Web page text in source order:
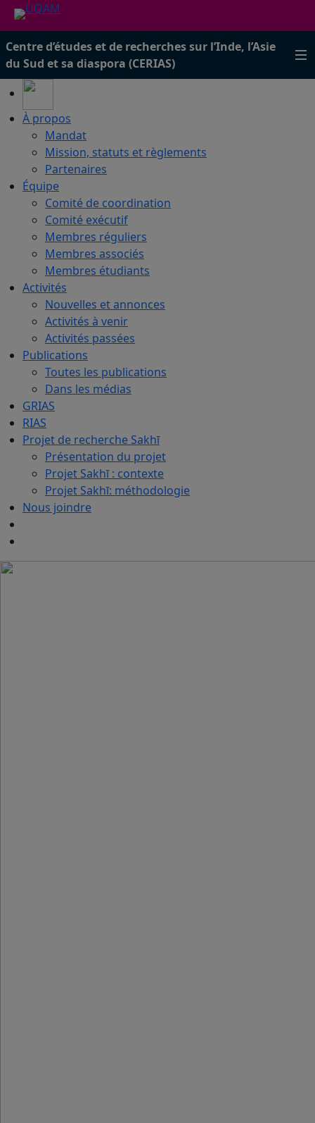
Centre d’études et de recherches sur l’Inde, l’Asie
du Sud et sa diaspora (CERIAS)
À propos
Mandat
Mission, statuts et règlements
Partenaires
Équipe
Comité de coordination
Comité exécutif
Membres réguliers
Membres associés
Membres étudiants
Activités
Nouvelles et annonces
Activités à venir
Activités passées
Publications
Toutes les publications
Dans les médias
GRIAS
RIAS
Projet de recherche Sakhī
Présentation du projet
Projet Sakhī : contexte
Projet Sakhī: méthodologie
Nous joindre